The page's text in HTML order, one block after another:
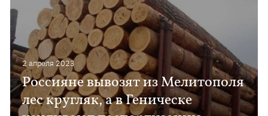
2 апреля 2023
Россияне вывозят из Мелитополя
лес кругляк, а в Геническе